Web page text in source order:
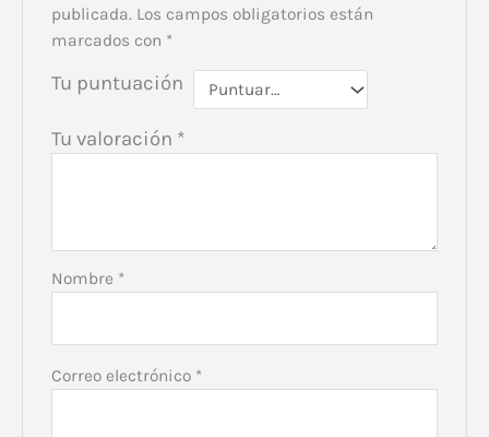
publicada. Los campos obligatorios están
marcados con *
Tu puntuación
Tu valoración *
Nombre *
Correo electrónico *